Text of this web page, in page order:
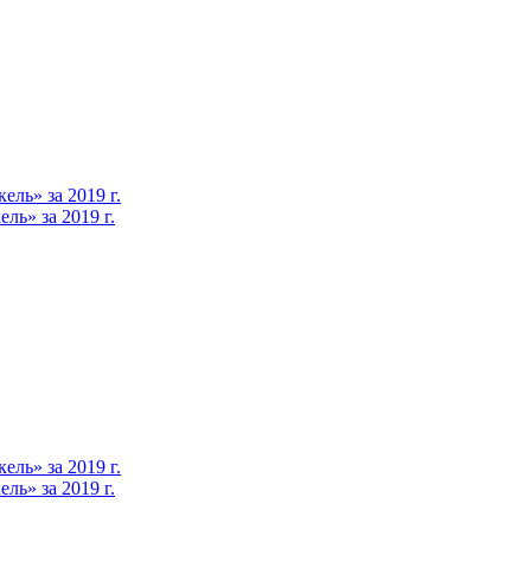
за 2019 г.
за 2019 г.
за 2019 г.
за 2019 г.